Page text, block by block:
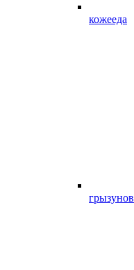
кожееда
грызунов